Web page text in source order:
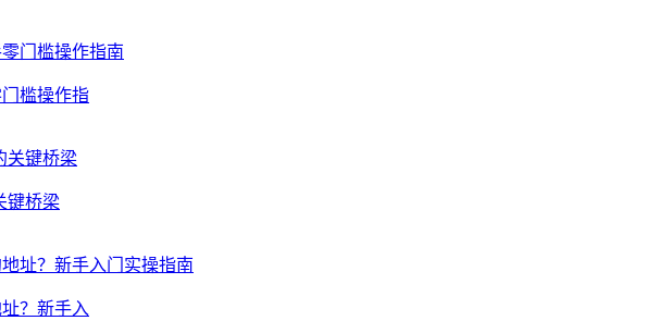
槛操作指
键桥梁
？新手入